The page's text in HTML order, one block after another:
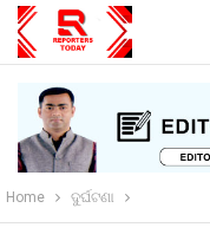
Home ଦୁର୍ଘଟଣା